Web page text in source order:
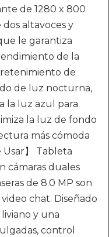
de 1280 x 800
altavoces y
le garantiza
de la
de
de luz nocturna,
la luz azul para
la luz de fondo
más cómoda
Usar】 Tableta
cámaras duales
de 8.0 MP son
chat. Diseñado
y una
control